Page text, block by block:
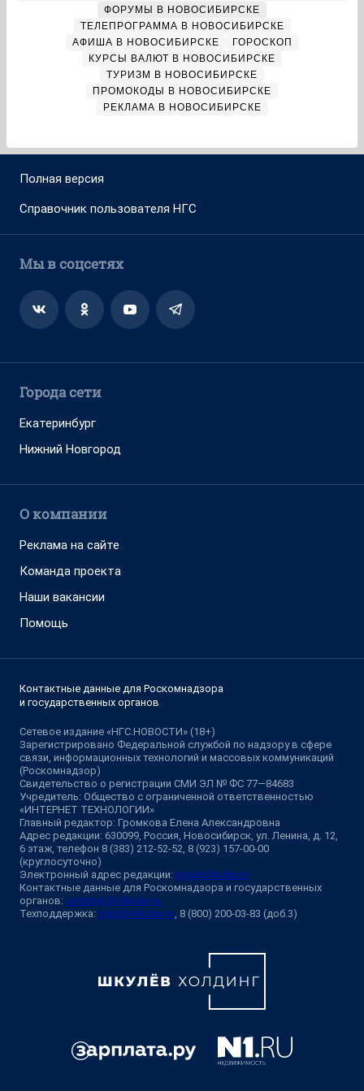
ФОРУМЫ В НОВОСИБИРСКЕ
ТЕЛЕПРОГРАММА В НОВОСИБИРСКЕ
АФИША В НОВОСИБИРСКЕ
ГОРОСКОП
КУРСЫ ВАЛЮТ В НОВОСИБИРСКЕ
ТУРИЗМ В НОВОСИБИРСКЕ
ПРОМОКОДЫ В НОВОСИБИРСКЕ
РЕКЛАМА В НОВОСИБИРСКЕ
Полная версия
Справочник пользователя НГС
Мы в соцсетях
Города сети
Екатеринбург
Нижний Новгород
О компании
Реклама на сайте
Команда проекта
Наши вакансии
Помощь
Контактные данные для Роскомнадзора
и государственных органов
Сетевое издание «НГС.НОВОСТИ» (18+)
Зарегистрировано Федеральной службой по надзору в сфере
связи, информационных технологий и массовых коммуникаций
(Роскомнадзор)
Свидетельство о регистрации СМИ ЭЛ № ФС 77—84683
Учредитель: Общество с ограниченной ответственностью
«ИНТЕРНЕТ ТЕХНОЛОГИИ»
Главный редактор: Громкова Елена Александровна
Адрес редакции: 630099, Россия, Новосибирск, ул. Ленина, д. 12,
6 этаж, телефон 8 (383) 212-52-52, 8 (923) 157-00-00
(круглосуточно)
Электронный адрес редакции: ngs@shkulev.ru
Контактные данные для Роскомнадзора и государственных
органов: juristnsk@shkulev.ru
Техподдержка: help@shkulev.ru, 8 (800) 200-03-83 (доб.3)